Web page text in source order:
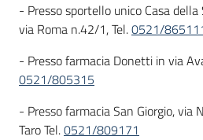
- Presso sportello unico Casa
via Roma n.42/1, Tel.0521/
- Presso farmacia Donetti in via
0521/805315
- Presso farmacia San Giorgio, via
Taro Tel.0521/809171